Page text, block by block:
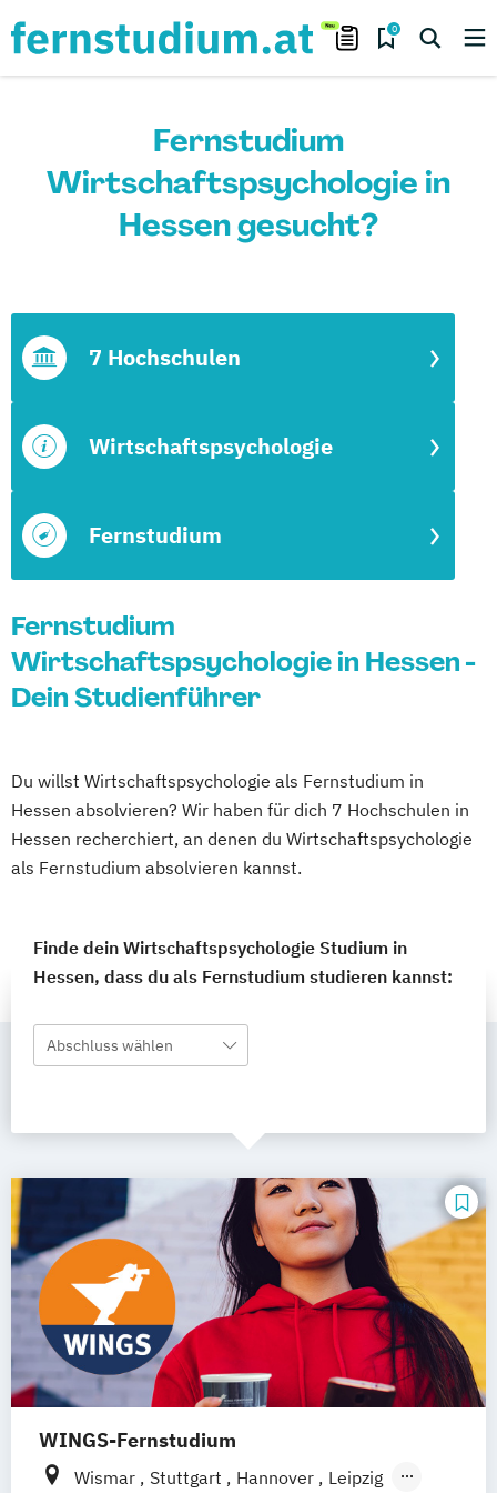
0
Fernstudium
Wirtschaftspsychologie in
Hessen gesucht?
Fernstudium
Wirtschaftspsychologie
7 Hochschulen
Fernstudium
Wirtschaftspsychologie in Hessen -
Dein Studienführer
Du willst Wirtschaftspsychologie als Fernstudium in
Hessen absolvieren? Wir haben für dich 7 Hochschulen in
Hessen recherchiert, an denen du Wirtschaftspsychologie
als Fernstudium absolvieren kannst.
Finde dein Wirtschaftspsychologie Studium in
Hessen, dass du als Fernstudium studieren kannst:
Abschluss wählen
WINGS-Fernstudium
Wismar Stuttgart Hannover
Leipzig